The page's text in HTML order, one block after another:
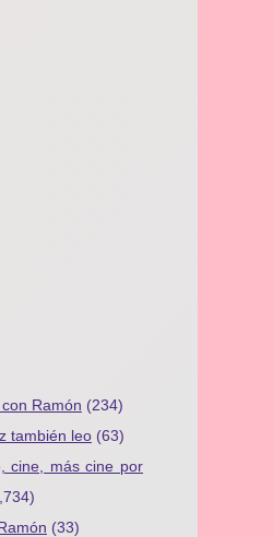
Ramón (234)
también leo (63)
cine, más cine por
(33)